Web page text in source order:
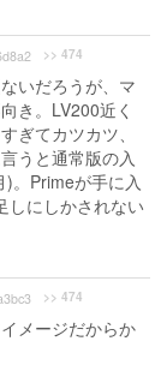
>> 474
いだろうが、マ
き。LV200近く
ぎてカツカツ、
うと通常版の入
。Primeが手に入
しにしかされない
>> 474
メージだからか